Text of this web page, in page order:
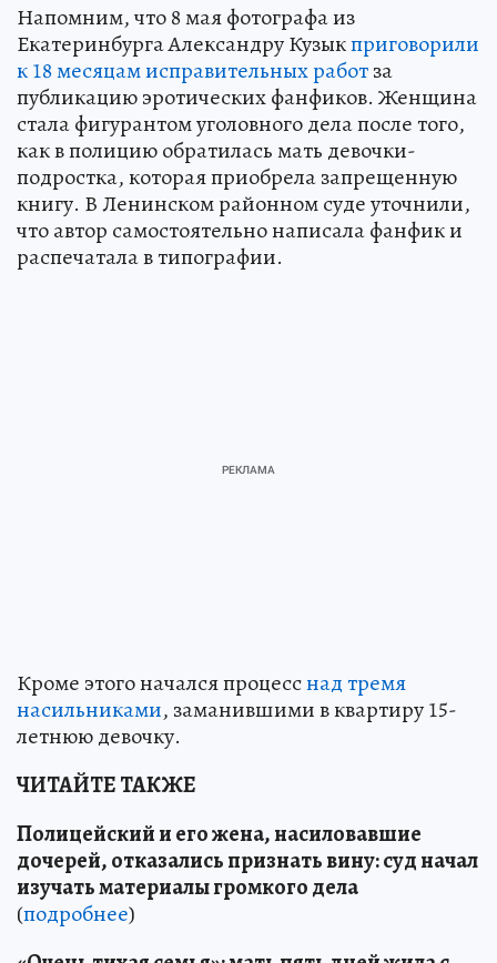
Напомним, что 8 мая фотографа из
Екатеринбурга Александру Кузыкприговорили
к 18 месяцам исправительных работза
публикацию эротических фанфиков. Женщина
стала фигурантом уголовного дела после того,
как в полицию обратилась мать девочки-
подростка, которая приобрела запрещенную
книгу. В Ленинском районном суде уточнили,
что автор самостоятельно написала фанфик и
распечатала в типографии.
Кроме этого начался процесснад тремя
насильниками, заманившими в квартиру 15-
летнюю девочку.
ЧИТАЙТЕ ТАКЖЕ
Полицейский и его жена, насиловавшие
дочерей, отказались признать вину: суд начал
изучать материалы громкого дела
(подробнее)